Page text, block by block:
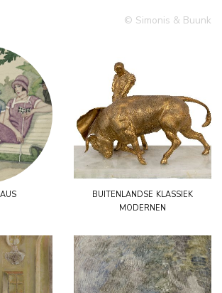
© Simonis & Buunk
buitenlandse klassiek
modernen